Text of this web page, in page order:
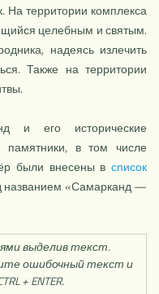
На территории комплекса
целебным и святым.
надеясь излечить
Также на территории
и его исторические
памятники, в том числе
были внесены в список
названием «Самарканд —
выделив текст.
ошибочный текст и
+ ENTER.